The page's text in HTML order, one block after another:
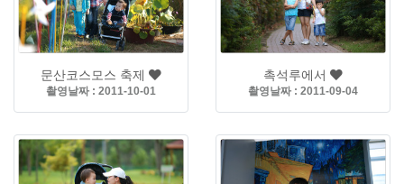
문산코스모스 축제
촬영날짜 : 2011-10-01
촉석루에서
촬영날짜 : 2011-09-04